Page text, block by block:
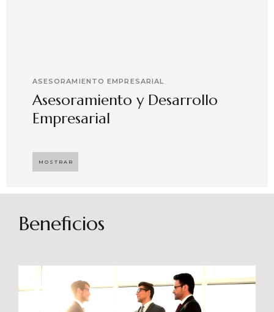
ASESORAMIENTO EMPRESARIAL
Asesoramiento y Desarrollo
Empresarial
desarrollar el compromiso y motivación en el
capital humano en ambientes de trabajo más
sostenibles en el tiempo. Brindando soporte
especializado en proyectos integrales que
potencien su crecimiento en los niveles
esperados combinando una serie de buenas
prácticas y diversas metodologías.
MOSTRAR
Beneficios